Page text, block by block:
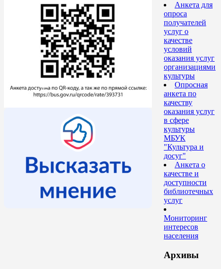
Анкета для
опроса
получателей
услуг о
качестве
условий
оказания услуг
организациями
культуры
Опросная
анкета по
качеству
оказания услуг
в сфере
культуры
МБУК
"Культура и
досуг"
Анкета о
качестве и
доступности
библиотечных
услуг
Мониторинг
интересов
населения
Архивы